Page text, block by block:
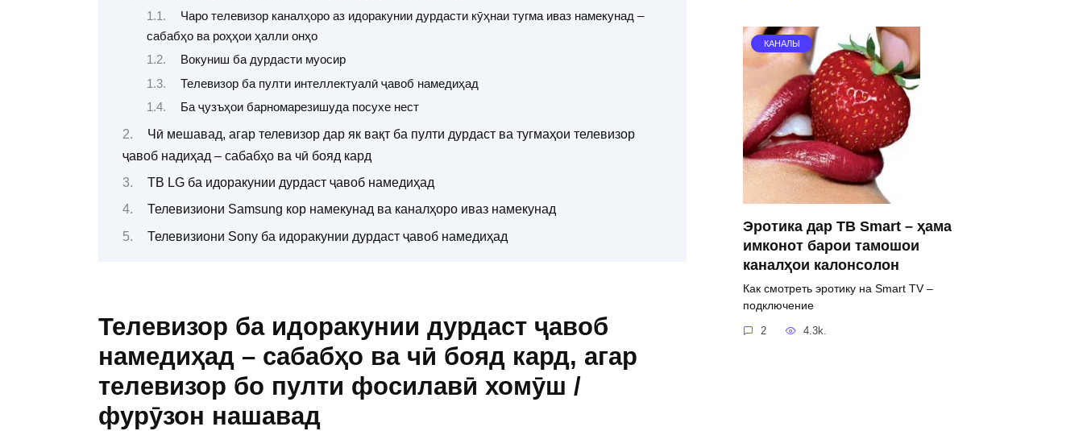
Чаро телевизор каналҳоро аз идоракунии дурдасти кӯҳнаи тугма иваз намекунад –
сабабҳо ва роҳҳои ҳалли онҳо
Вокуниш ба дурдасти муосир
Телевизор ба пулти интеллектуалӣ ҷавоб намедиҳад
Ба ҷузъҳои барномарезишуда посухе нест
Чӣ мешавад, агар телевизор дар як вақт ба пулти дурдаст ва тугмаҳои телевизор
ҷавоб надиҳад – сабабҳо ва чӣ бояд кард
ТВ LG ба идоракунии дурдаст ҷавоб намедиҳад
Телевизиони Samsung кор намекунад ва каналҳоро иваз намекунад
Телевизиони Sony ба идоракунии дурдаст ҷавоб намедиҳад
Телевизор ба идоракунии дурдаст ҷавоб
намедиҳад – сабабҳо ва чӣ бояд кард, агар
телевизор бо пулти фосилавӣ хомӯш /
фурӯзон нашавад
КАНАЛЫ
Эротика дар ТВ Smart – ҳама
имконот барои тамошои
каналҳои калонсолон
Как смотреть эротику на Smart TV –
подключение
2 4.3k.